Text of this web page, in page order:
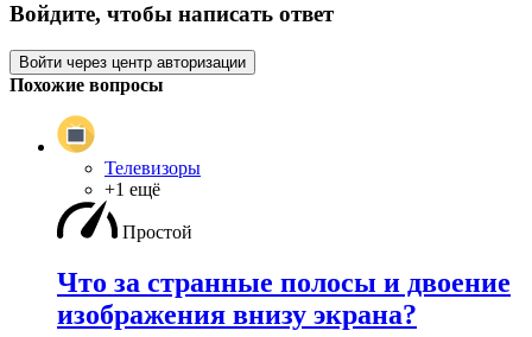
Войдите, чтобы написать ответ
Войти через центр авторизации
Похожие вопросы
Телевизоры
+1 ещё
Простой
Что за странные полосы и двоение
изображения внизу экрана?